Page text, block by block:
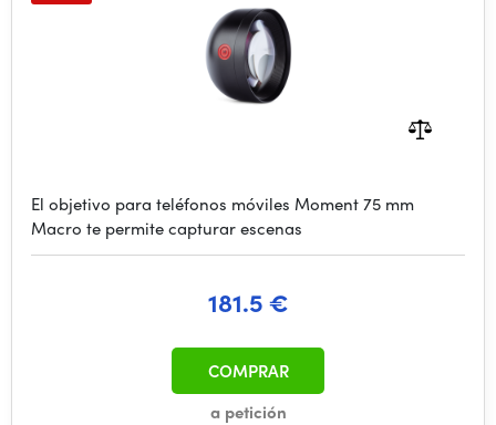
El objetivo para teléfonos móviles Moment 75 mm
Macro te permite capturar escenas
181.5 €
a petición
COMPRAR